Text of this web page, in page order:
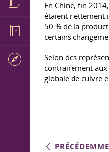
En Chine, fin
étaient nettement
50 % de la
certains
Selon des
contrairement aux
globale de cuivre